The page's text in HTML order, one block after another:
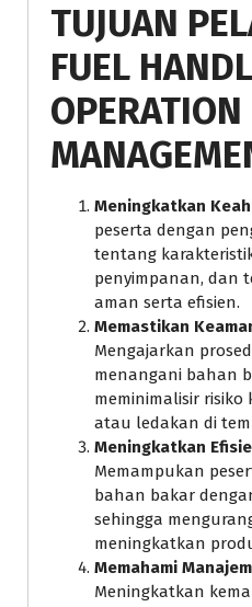
TUJUAN
FUEL
OPERATION
Meningkatkan
peserta dengan
tentang
penyimpanan, dan
aman serta efisien.
Memastikan
Mengajarkan
menangani bahan
meminimalisir risiko
atau ledakan di
Meningkatkan
Memampukan
bahan bakar
sehingga
meningkatkan
Memahami
Meningkatkan